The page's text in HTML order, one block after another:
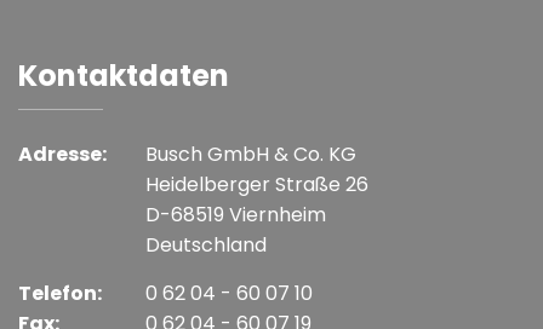
Kontaktdaten
Adresse:
Busch GmbH & Co. KG
Heidelberger Straße 26
D-68519 Viernheim
Deutschland
Telefon:
0 62 04 - 60 07 10